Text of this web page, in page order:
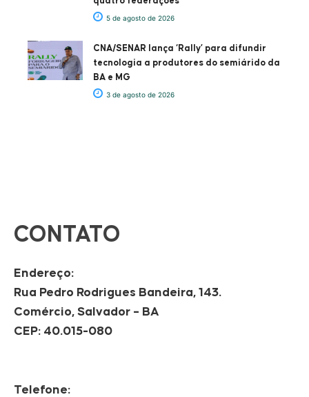
5 de agosto de 2026
CNA/SENAR lança ‘Rally’ para difundir
tecnologia a produtores do semiárido da
BA e MG
3 de agosto de 2026
CONTATO
Endereço:
Rua Pedro Rodrigues Bandeira, 143.
Comércio, Salvador – BA
CEP: 40.015-080
Telefone: